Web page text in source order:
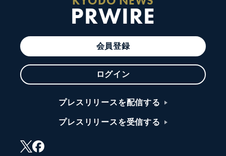
PRWIRE
会員登録
ログイン
プレスリリースを配信する
プレスリリースを受信する